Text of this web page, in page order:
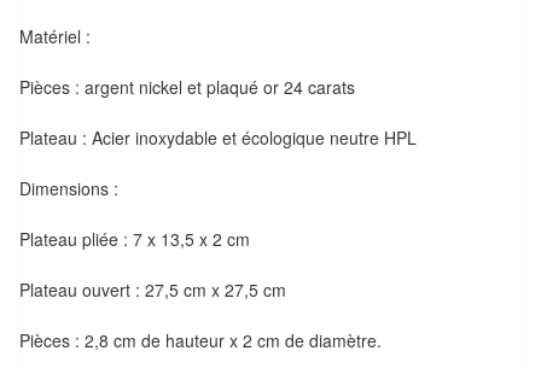
Pour
famille
Pour
les
les
experts
Matériel :
Pièces : argent nickel et plaqué or 24 carats
Plateau : Acier inoxydable et écologique neutre HPL
Dimensions :
Plateau pliée : 7 x 13,5 x 2 cm
Plateau ouvert : 27,5 cm x 27,5 cm
Pièces : 2,8 cm de hauteur x 2 cm de diamètre.